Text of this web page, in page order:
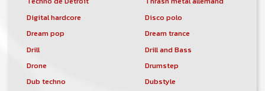
Digital hardcore
Disco polo
Dream pop
Dream trance
Drill
Drill and Bass
Drone
Drumstep
Dub techno
Dubstyle